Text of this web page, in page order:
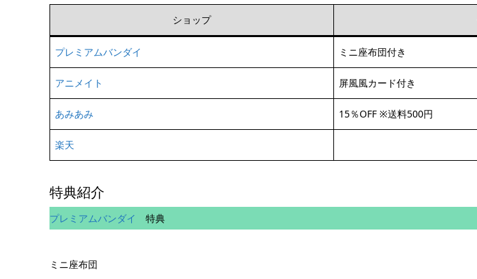
ショップ
プレミアムバンダイ ミニ座布団付き
アニメイト 屏風風カード付き
あみあみ 15％OFF ※送料500円
楽天
特典紹介
プレミアムバンダイ 特典
ミニ座布団